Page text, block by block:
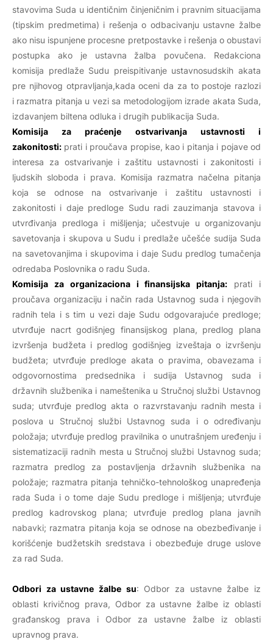
stavovima Suda u identičnim činjeničnim i pravnim situacijama
(tipskim predmetima) i rešenja o odbacivanju ustavne žalbe
ako nisu ispunjene procesne pretpostavke i rešenja o obustavi
postupka ako je ustavna žalba povučena. Redakciona
komisija predlaže Sudu preispitivanje ustavnosudskih akata
pre njihovog otpravljanja,kada oceni da za to postoje razlozi
i razmatra pitanja u vezi sa metodologijom izrade akata Suda,
izdavanjem biltena odluka i drugih publikacija Suda.
Komisija za praćenje ostvarivanja ustavnosti i
zakonitosti: prati i proučava propise, kao i pitanja i pojave od
interesa za ostvarivanje i zaštitu ustavnosti i zakonitosti i
ljudskih sloboda i prava. Komisija razmatra načelna pitanja
koja se odnose na ostvarivanje i zaštitu ustavnosti i
zakonitosti i daje predloge Sudu radi zauzimanja stavova i
utvrđivanja predloga i mišljenja; učestvuje u organizovanju
savetovanja i skupova u Sudu i predlaže učešće sudija Suda
na savetovanjima i skupovima i daje Sudu predlog tumačenja
odredaba Poslovnika o radu Suda.
Komisija za organizaciona i finansijska pitanja: prati i
proučava organizaciju i način rada Ustavnog suda i njegovih
radnih tela i s tim u vezi daje Sudu odgovarajuće predloge;
utvrđuje nacrt godišnjeg finansijskog plana, predlog plana
izvršenja budžeta i predlog godišnjeg izveštaja o izvršenju
budžeta; utvrđuje predloge akata o pravima, obavezama i
odgovornostima predsednika i sudija Ustavnog suda i
državnih službenika i nameštenika u Stručnoj službi Ustavnog
suda; utvrđuje predlog akta o razvrstavanju radnih mesta i
poslova u Stručnoj službi Ustavnog suda i o određivanju
položaja; utvrđuje predlog pravilnika o unutrašnjem uređenju i
sistematizaciji radnih mesta u Stručnoj službi Ustavnog suda;
razmatra predlog za postavljenja državnih službenika na
položaje; razmatra pitanja tehničko-tehnološkog unapređenja
rada Suda i o tome daje Sudu predloge i mišljenja; utvrđuje
predlog kadrovskog plana; utvrđuje predlog plana javnih
nabavki; razmatra pitanja koja se odnose na obezbeđivanje i
korišćenje budžetskih sredstava i obezbeđuje druge uslove
za rad Suda.
Odbori za ustavne žalbe su: Odbor za ustavne žalbe iz
oblasti krivičnog prava, Odbor za ustavne žalbe iz oblasti
građanskog prava i Odbor za ustavne žalbe iz oblasti
upravnog prava.